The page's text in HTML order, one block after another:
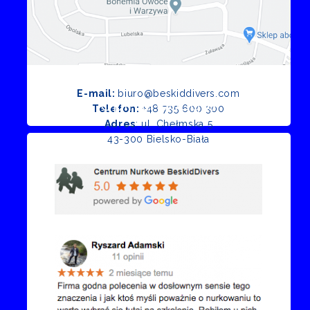
E-mail: biuro@beskiddivers.com
Telefon: +48 735 600 300
Adres: ul. Chełmska 5
43-300 Bielsko-Biała
Opinie Google